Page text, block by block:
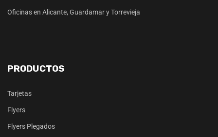
Oficinas en Alicante, Guardamar y Torrevieja
PRODUCTOS
Tarjetas
Flyers
Flyers Plegados